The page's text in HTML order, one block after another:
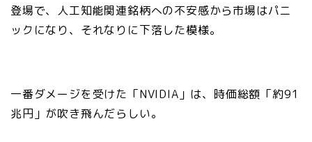
登場で、人工知能関連銘柄への不安感から市場はパニ
ックになり、それなりに下落した模様。
一番ダメージを受けた「NVIDIA」は、時価総額「約91
兆円」が吹き飛んだらしい。